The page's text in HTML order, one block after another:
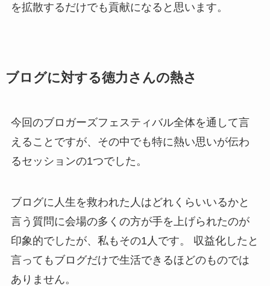
を拡散するだけでも貢献になると思います。
ブログに対する徳力さんの熱さ
今回のブロガーズフェスティバル全体を通して言
えることですが、その中でも特に熱い思いが伝わ
るセッションの1つでした。
ブログに人生を救われた人はどれくらいいるかと
言う質問に会場の多くの方が手を上げられたのが
印象的でしたが、私もその1人です。 収益化したと
言ってもブログだけで生活できるほどのものでは
ありません。